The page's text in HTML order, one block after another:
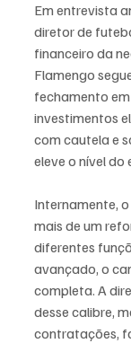
Em entrevista
diretor de
financeiro da
Flamengo
fechamento
investimentos
com cautela e
eleve o nível do
Internamente,
mais de um
diferentes
avançado, o
completa. A
desse calibre,
contratações,